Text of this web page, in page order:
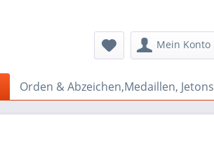
Mein Konto
Orden & Abzeichen,Medaillen, Jetons